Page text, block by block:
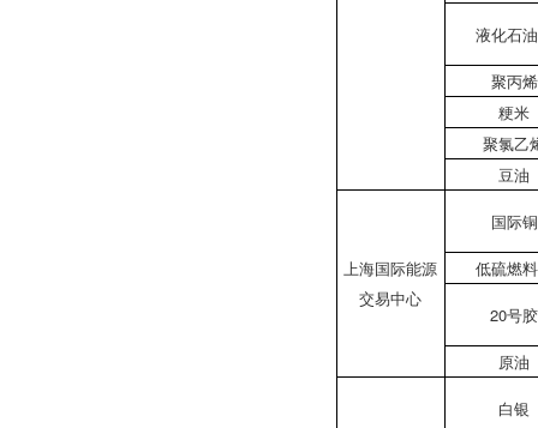
液化石
聚丙烯
粳米
聚氯乙
豆油
上海国际能源
交易中心
国际铜
低硫燃
20号胶
原油
白银